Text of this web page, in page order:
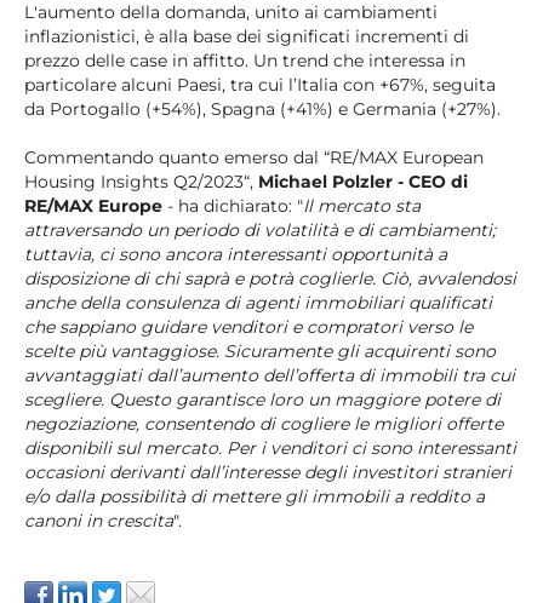
L'aumento della domanda, unito ai cambiamenti
inflazionistici, è alla base dei significati incrementi di
prezzo delle case in affitto. Un trend che interessa in
particolare alcuni Paesi, tra cui l’Italia con +67%, seguita
da Portogallo (+54%), Spagna (+41%) e Germania (+27%).
Commentando quanto emerso dal “RE/MAX European
Housing Insights Q2/2023“, Michael Polzler - CEO di
RE/MAX Europe - ha dichiarato: "Il mercato sta
attraversando un periodo di volatilità e di cambiamenti;
tuttavia, ci sono ancora interessanti opportunità a
disposizione di chi saprà e potrà coglierle. Ciò, avvalendosi
anche della consulenza di agenti immobiliari qualificati
che sappiano guidare venditori e compratori verso le
scelte più vantaggiose. Sicuramente gli acquirenti sono
avvantaggiati dall’aumento dell’offerta di immobili tra cui
scegliere. Questo garantisce loro un maggiore potere di
negoziazione, consentendo di cogliere le migliori offerte
disponibili sul mercato. Per i venditori ci sono interessanti
occasioni derivanti dall’interesse degli investitori stranieri
e/o dalla possibilità di mettere gli immobili a reddito a
canoni in crescita".